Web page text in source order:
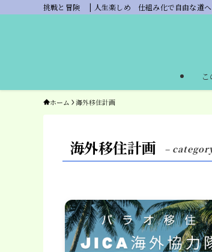
挑戦と冒険 | 人生楽しめ 仕組み化で自由な道
ホーム 海外移住計画
海外移住計画 –